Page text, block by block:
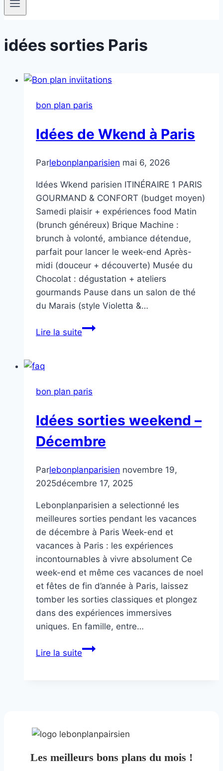
idées sorties Paris
bon plan paris
Idées de Wkend à Paris
Parlebonplanparisien mai 6, 2026
Idées Wkend parisien ITINÉRAIRE 1 PARIS
GOURMAND & CONFORT (budget moyen)
Samedi plaisir + expériences food Matin
(brunch généreux) Brique Machine :
brunch à volonté, ambiance détendue,
parfait pour lancer le week-end Après-
midi (douceur + découverte) Musée du
Chocolat : dégustation + ateliers
gourmands Pause dans un salon de thé
du Marais (style Violetta &…
Lire la suiteIdées
bon plan paris
Idées sorties weekend –
Décembre
Parlebonplanparisien novembre 19,
2025décembre 17, 2025
Lebonplanparisien a selectionné les
meilleures sorties pendant les vacances
de décembre à Paris Week-end et
vacances à Paris : les expériences
incontournables à vivre absolument Ce
week-end et même ces vacances de noel
et fêtes de fin d’année à Paris, laissez
tomber les sorties classiques et plongez
dans des expériences immersives
uniques. En famille, entre…
Lire la suiteIdées
Les meilleurs bons plans du mois !